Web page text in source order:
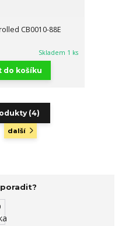
CB0010-88E
Skladem 1 ks
do košíku
(4)
další